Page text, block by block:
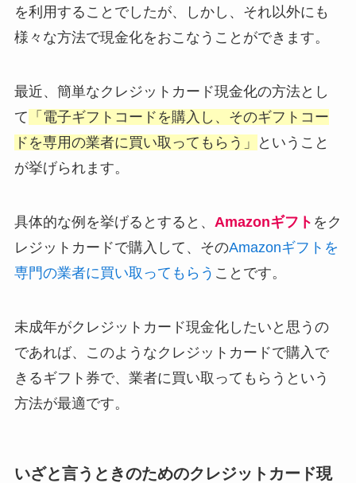
を利用することでしたが、しかし、それ以外にも
様々な方法で現金化をおこなうことができます。
最近、簡単なクレジットカード現金化の方法とし
て 「電子ギフトコードを購入し、そのギフトコー
ドを専用の業者に買い取ってもらう」
ということ
が挙げられます。
具体的な例を挙げるとすると、 Amazonギフト をク
レジットカードで購入して、そのAmazonギフトを
専門の業者に買い取ってもらう ことです。
未成年がクレジットカード現金化したいと思うの
であれば、このようなクレジットカードで購入で
きるギフト券で、業者に買い取ってもらうという
方法が最適です。
いざと言うときのためのクレジットカード現